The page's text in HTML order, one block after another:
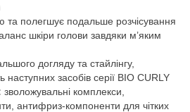
та полегшує подальше розчісування
шкіри голови завдяки м’яким
догляду та стайлінгу,
наступних засобів серії BIO CURLY
зволожувальні комплекси,
антифриз-компоненти для чітких